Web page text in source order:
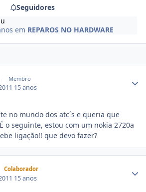
Seguidores
em REPAROS NO HARDWARE
Membro
15 anos
no mundo dos atc´s e queria que
o seguinte, estou com um nokia 2720a
ligação!! que devo fazer?
Colaborador
15 anos